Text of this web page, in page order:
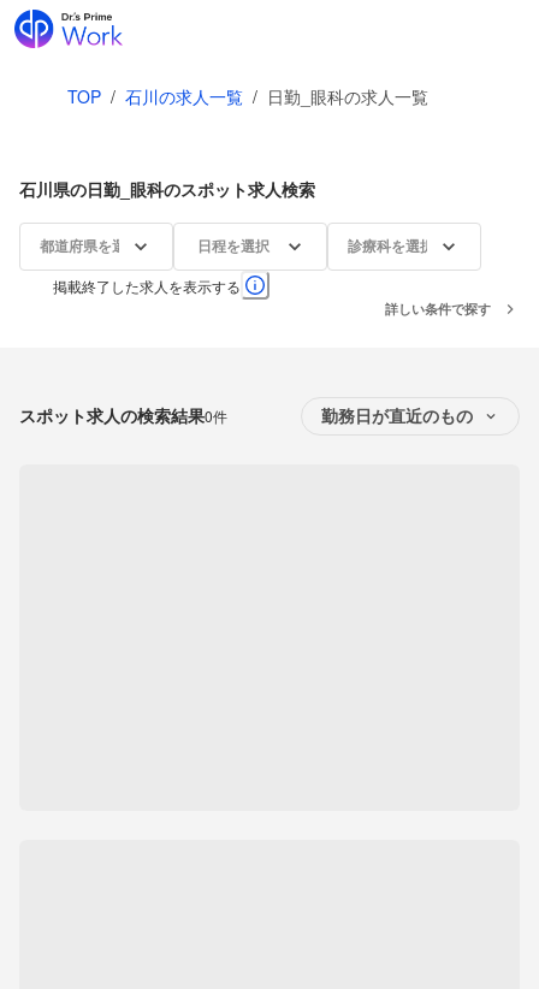
TOP / 石川の求人一覧 / 日勤_眼科の求人一覧
石川県の日勤_眼科のスポット求人検索
都道府県を選択 日程を選択 診療科を選択
掲載終了した求人を表示する
詳しい条件で探す
スポット求人の検索結果0件 勤務日が直近のもの